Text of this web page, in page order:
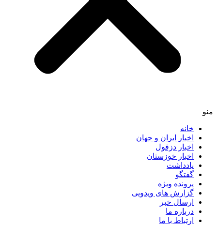
منو
خانه
اخبار ایران و جهان
اخبار دزفول
اخبار خوزستان
یادداشت
گفتگو
پرونده ویژه
گزارش های ویدویی
ارسال خبر
درباره ما
ارتباط با ما